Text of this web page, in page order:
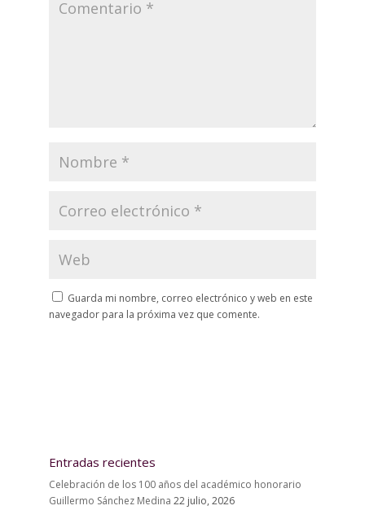
Guarda mi nombre, correo electrónico y web en este
navegador para la próxima vez que comente.
Entradas recientes
Celebración de los 100 años del académico honorario
Guillermo Sánchez Medina 22 julio, 2026